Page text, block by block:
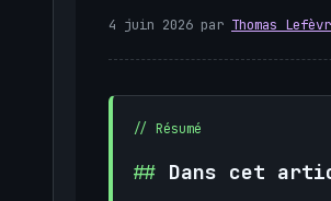
4 juin 2026 par Thomas
Dans cet